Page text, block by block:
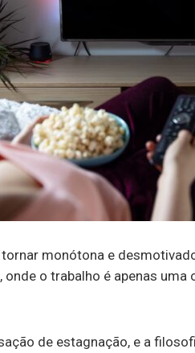
monótona e
o trabalho é apenas uma
de estagnação, e a